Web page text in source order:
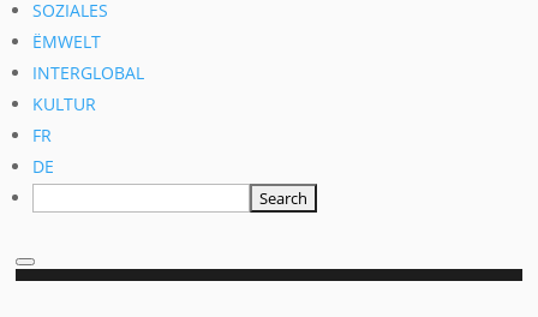
SOZIALES
ËMWELT
INTERGLOBAL
KULTUR
FR
DE